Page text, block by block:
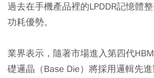
過去在手機產品裡的LPDDR記憶體
功耗優勢。
業界表示，隨著市場進入第四代
礎邏晶（Base Die）將採用邏輯先